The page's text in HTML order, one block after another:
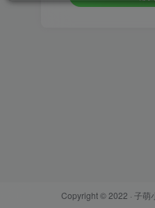
Copyright © 2022 · 子萌